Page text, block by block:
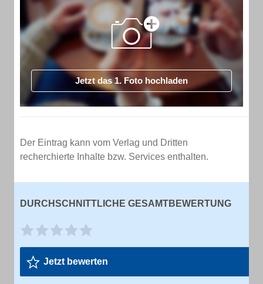
Jetzt das 1. Foto hochladen
Der Eintrag kann vom Verlag und Dritten
recherchierte Inhalte bzw. Services enthalten.
DURCHSCHNITTLICHE GESAMTBEWERTUNG
Jetzt bewerten